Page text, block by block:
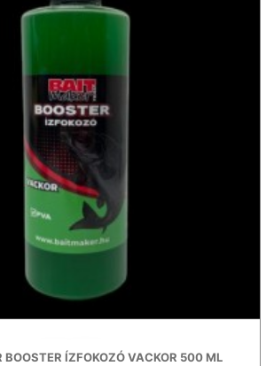
BOOSTER ÍZFOKOZÓ VACKOR 500 ML